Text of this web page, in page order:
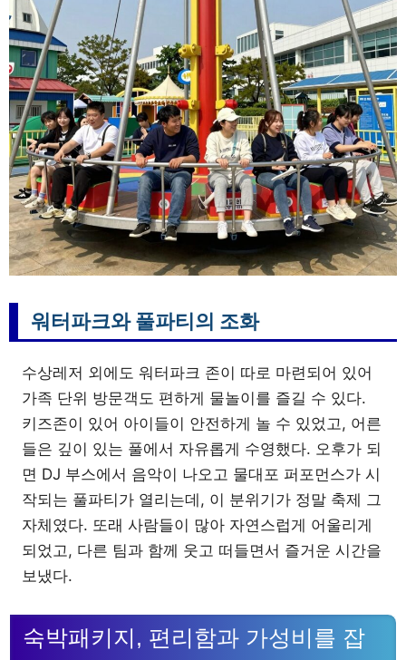
워터파크와 풀파티의 조화
수상레저 외에도 워터파크 존이 따로 마련되어 있어
가족 단위 방문객도 편하게 물놀이를 즐길 수 있다.
키즈존이 있어 아이들이 안전하게 놀 수 있었고, 어른
들은 깊이 있는 풀에서 자유롭게 수영했다. 오후가 되
면 DJ 부스에서 음악이 나오고 물대포 퍼포먼스가 시
작되는 풀파티가 열리는데, 이 분위기가 정말 축제 그
자체였다. 또래 사람들이 많아 자연스럽게 어울리게
되었고, 다른 팀과 함께 웃고 떠들면서 즐거운 시간을
보냈다.
숙박패키지, 편리함과 가성비를 잡